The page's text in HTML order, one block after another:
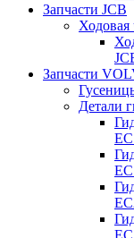
Запчасти JCB
Ходовая
Запчасти
Детали